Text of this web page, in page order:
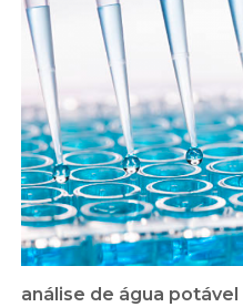
análise de água